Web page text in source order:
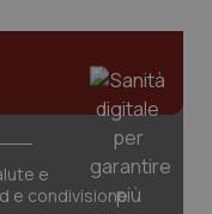
e
e condivisione